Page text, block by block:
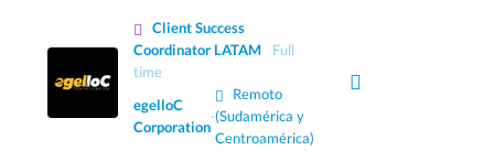
Client Success
Coordinator LATAM
Full
time
egelloC
Corporation
·
Remoto
(Sudamérica y
Centroamérica)